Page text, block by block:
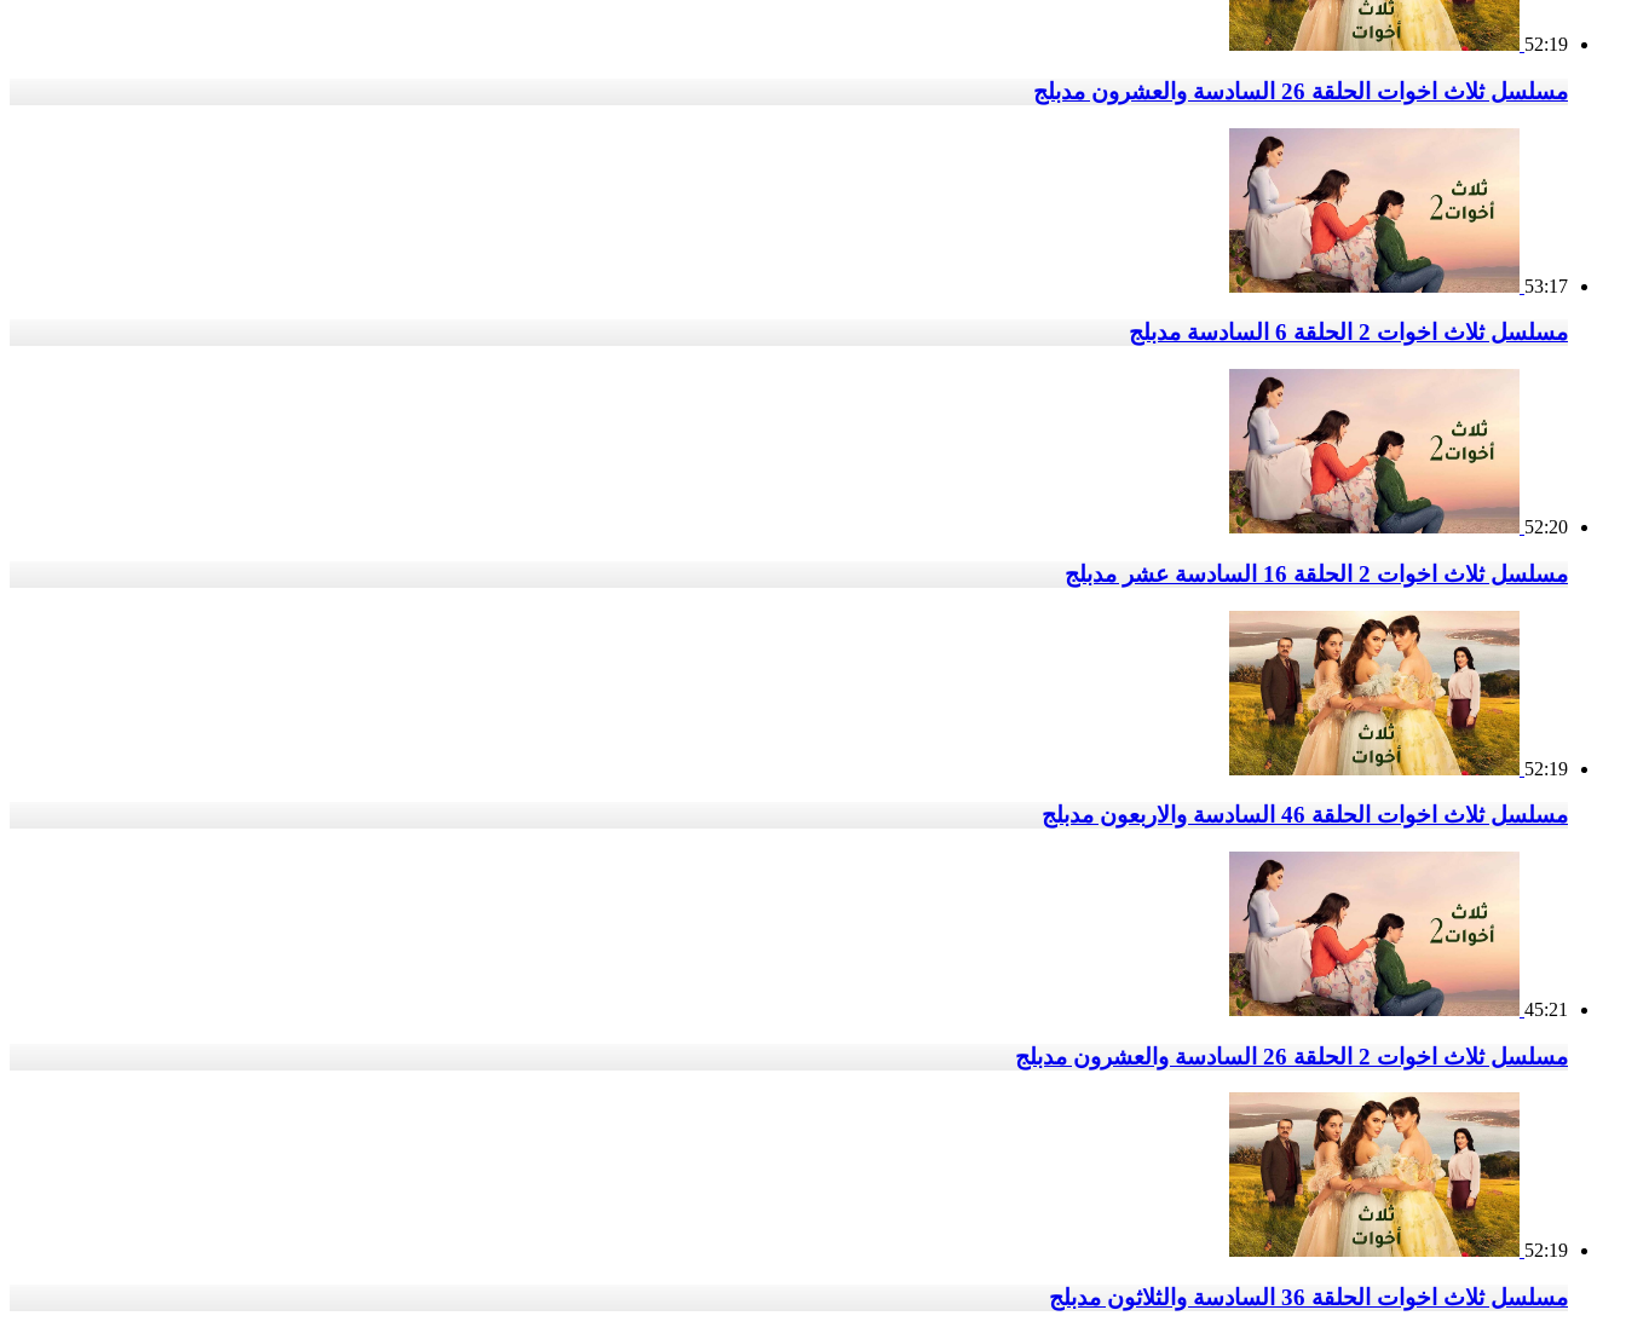
52:19
مسلسل ثلاث اخوات الحلقة 26 السادسة والعشرون مدبلج
53:17
مسلسل ثلاث اخوات 2 الحلقة 6 السادسة مدبلج
52:20
مسلسل ثلاث اخوات 2 الحلقة 16 السادسة عشر مدبلج
52:19
مسلسل ثلاث اخوات الحلقة 46 السادسة والاربعون مدبلج
45:21
مسلسل ثلاث اخوات 2 الحلقة 26 السادسة والعشرون مدبلج
52:19
مسلسل ثلاث اخوات الحلقة 36 السادسة والثلاثون مدبلج